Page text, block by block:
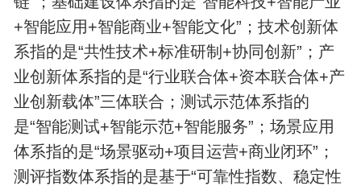
+智能应用+智能商业+智能文化”；技术创新体
系指的是“共性技术+标准研制+协同创新”；产
业创新体系指的是“行业联合体+资本联合体+产
业创新载体”三体联合；测试示范体系指的
是“智能测试+智能示范+智能服务”；场景应用
体系指的是“场景驱动+项目运营+商业闭环”；
测评指数体系指的是基于“可靠性指数、稳定性